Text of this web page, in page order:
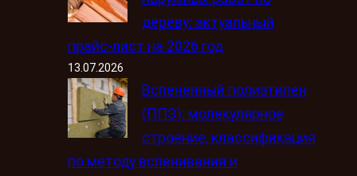
дереву: актуальный
прайс-лист на 2026 год
13.07.2026
Вспененный полиэтилен
(ППЭ): молекулярное
строение, классификация
по методу вспенивания и